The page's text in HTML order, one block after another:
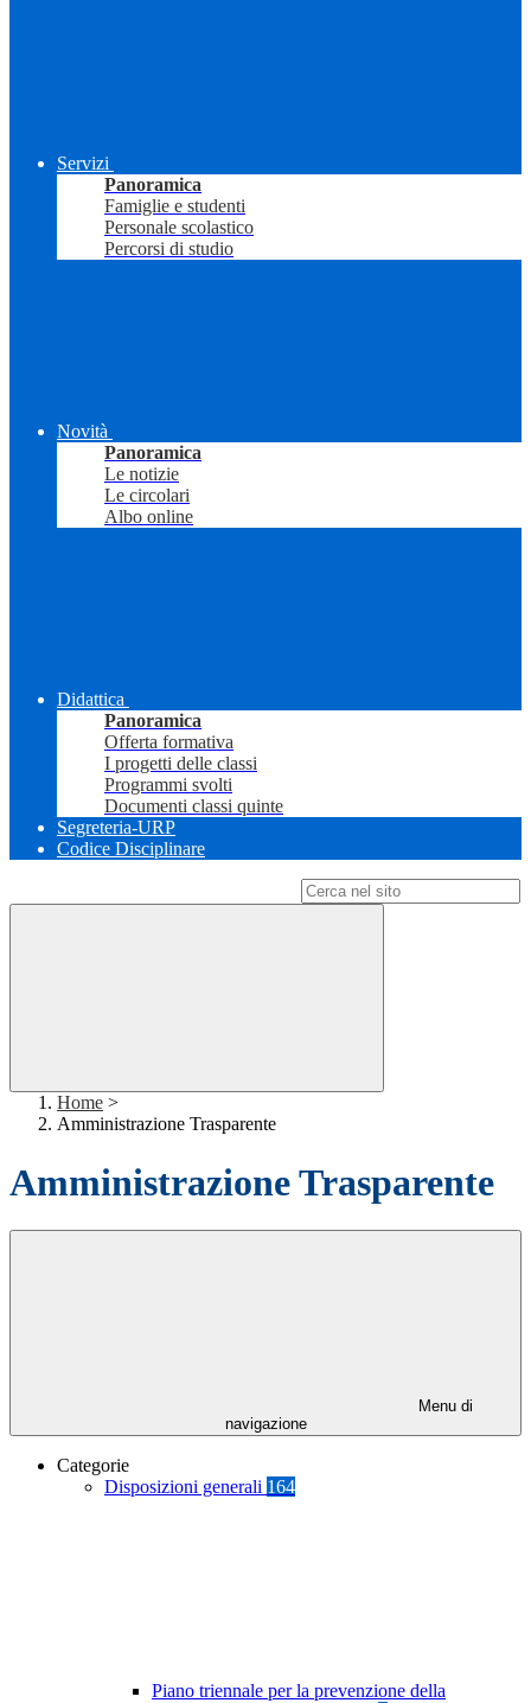
Servizi
Panoramica
Famiglie e studenti
Personale scolastico
Percorsi di studio
Novità
Panoramica
Le notizie
Le circolari
Albo online
Didattica
Panoramica
Offerta formativa
I progetti delle classi
Programmi svolti
Documenti classi quinte
Segreteria-URP
Codice Disciplinare
Home >
Amministrazione Trasparente
Amministrazione Trasparente
Menu di
navigazione
Categorie
Disposizioni generali 164
Piano triennale per la prevenzione della